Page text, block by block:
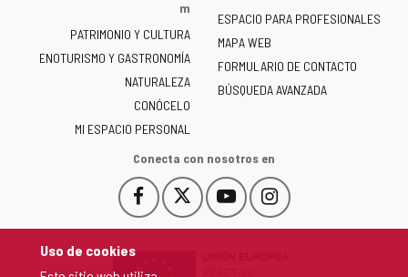
Uso de cookies
la
de
Castilla
y
León
-
m
PATRIMONIO Y CULTURA
ENOTURISMO Y GASTRONOMÍA
NATURALEZA
CONÓCELO
MI ESPACIO PERSONAL
ESPACIO PARA PROFESIONALES
MAPA WEB
FORMULARIO DE CONTACTO
BÚSQUEDA AVANZADA
Conecta con nosotros en
Facebook
Este
enlace
Este
enlace
YouTube
Este
enlace
Instagram
Este
enlace